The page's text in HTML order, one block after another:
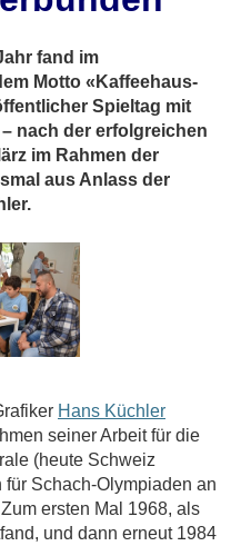
fand im
Motto «Kaffeehaus-
Spieltag mit
nach der erfolgreichen
im Rahmen der
aus Anlass der
Hans Küchler
seiner Arbeit für die
(heute Schweiz
Schach-Olympiaden an
ersten Mal 1968, als
und dann erneut 1984